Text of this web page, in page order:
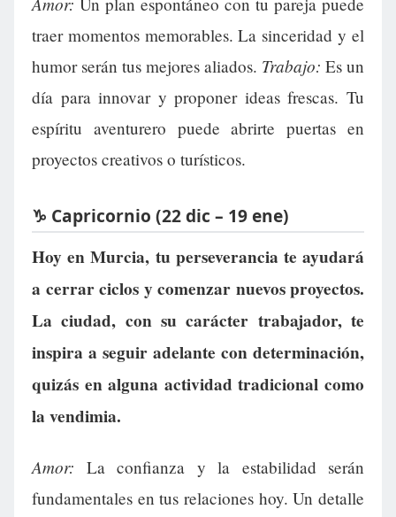
traer momentos memorables. La sinceridad y el
humor serán tus mejores aliados. Trabajo: Es un
día para innovar y proponer ideas frescas. Tu
espíritu aventurero puede abrirte puertas en
proyectos creativos o turísticos.
♑ Capricornio (22 dic – 19 ene)
Hoy en Murcia, tu perseverancia te ayudará
a cerrar ciclos y comenzar nuevos proyectos.
La ciudad, con su carácter trabajador, te
inspira a seguir adelante con determinación,
quizás en alguna actividad tradicional como
la vendimia.
Amor: La confianza y la estabilidad serán
fundamentales en tus relaciones hoy. Un detalle